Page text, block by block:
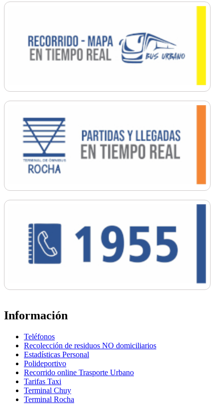
Información
Teléfonos
Recolección de residuos NO domiciliarios
Estadísticas Personal
Polideportivo
Recorrido online Trasporte Urbano
Tarifas Taxi
Terminal Chuy
Terminal Rocha